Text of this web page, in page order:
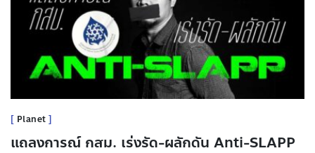
Planet
แถลงการณ์ กสม. เร่งรัด-ผลักดัน Anti-SLAPP